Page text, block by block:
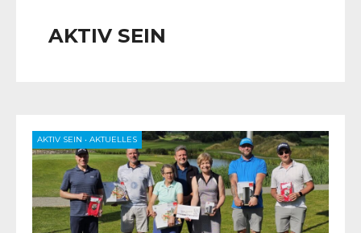
AKTIV SEIN
AKTIV SEIN • AKTUELLES